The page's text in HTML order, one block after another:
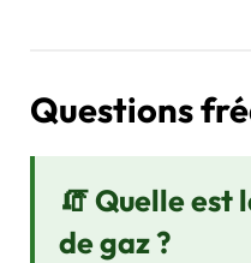
Questions
🧯 Quelle est
de gaz ?